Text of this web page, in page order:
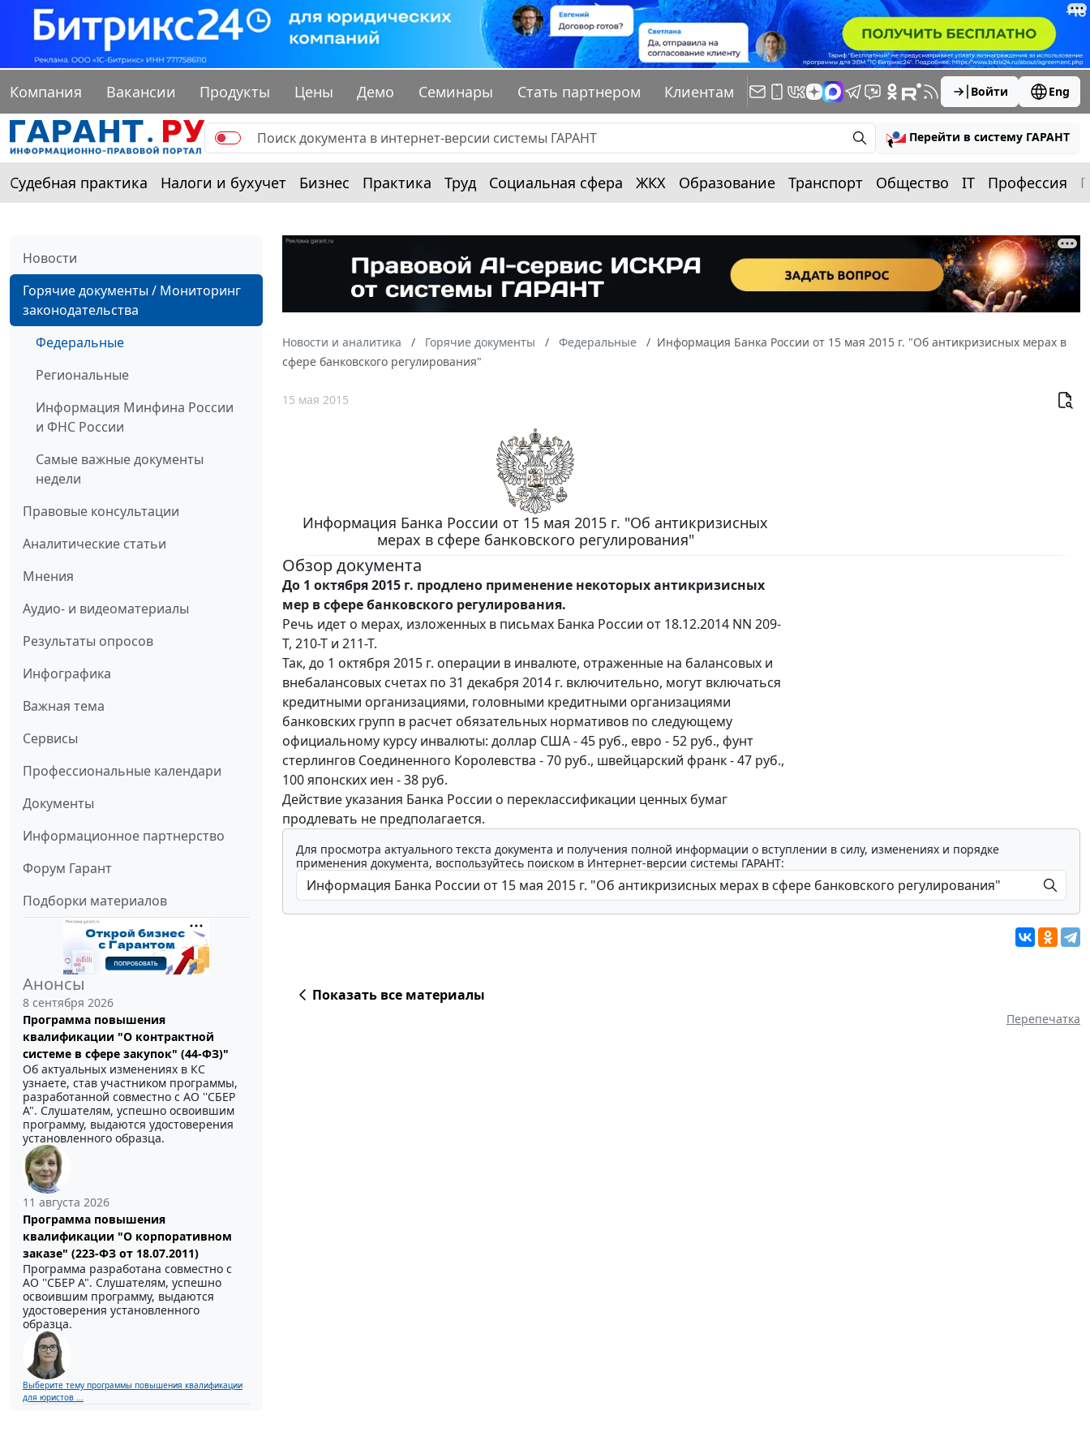
Компания Вакансии Продукты Цены Демо Семинары Стать партнером Клиентам Войти Eng
Перейти в систему ГАРАНТ
Судебная практика Налоги и бухучет Бизнес Практика Труд Социальная сфера ЖКХ Образование Транспорт Общество IT Профессия
Новости
Горячие документы / Мониторинг
законодательства
Федеральные
Региональные
Информация Минфина России
и ФНС России
Самые важные документы
недели
Правовые консультации
Аналитические статьи
Мнения
Аудио- и видеоматериалы
Результаты опросов
Инфографика
Важная тема
Сервисы
Профессиональные календари
Документы
Информационное партнерство
Форум Гарант
Подборки материалов
Анонсы
8 сентября 2026
Программа повышения
квалификации "О контрактной
системе в сфере закупок" (44-ФЗ)"
Об актуальных изменениях в КС
узнаете, став участником программы,
разработанной совместно с АО ''СБЕР
А". Слушателям, успешно освоившим
программу, выдаются удостоверения
установленного образца.
11 августа 2026
Программа повышения
квалификации "О корпоративном
заказе" (223-ФЗ от 18.07.2011)
Программа разработана совместно с
АО ''СБЕР А". Слушателям, успешно
освоившим программу, выдаются
удостоверения установленного
образца.
Выберите тему программы повышения квалификации
для юристов ...
Новости и аналитика Горячие документы Федеральные
Информация Банка России от 15 мая 2015 г. "Об антикризисных мерах в
сфере банковского регулирования"
15 мая 2015
Информация Банка России от 15 мая 2015 г. "Об антикризисных
мерах в сфере банковского регулирования"
Обзор документа
До 1 октября 2015 г. продлено применение некоторых антикризисных
мер в сфере банковского регулирования.
Речь идет о мерах, изложенных в письмах Банка России от 18.12.2014 NN 209-
Т, 210-Т и 211-Т.
Так, до 1 октября 2015 г. операции в инвалюте, отраженные на балансовых и
внебалансовых счетах по 31 декабря 2014 г. включительно, могут включаться
кредитными организациями, головными кредитными организациями
банковских групп в расчет обязательных нормативов по следующему
официальному курсу инвалюты: доллар США - 45 руб., евро - 52 руб., фунт
стерлингов Соединенного Королевства - 70 руб., швейцарский франк - 47 руб.,
100 японских иен - 38 руб.
Действие указания Банка России о переклассификации ценных бумаг
продлевать не предполагается.
Для просмотра актуального текста документа и получения полной информации о вступлении в силу, изменениях и порядке
применения документа, воспользуйтесь поиском в Интернет-версии системы ГАРАНТ:
Показать все материалы
Перепечатка